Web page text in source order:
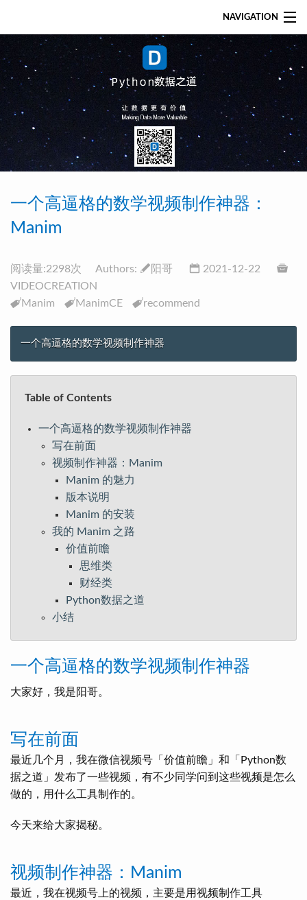
NAVIGATION
图解PANDAS
文章归档
精华文章
站内搜索
关于
图解PANDAS
一个高逼格的数学视频制作神器：
Manim
阅读量:2298次 Authors: 阳哥
2021-12-22
VIDEOCREATION
Manim
ManimCE recommend
一个高逼格的数学视频制作神器
Table of Contents
一个高逼格的数学视频制作神器
写在前面
视频制作神器：Manim
Manim 的魅力
版本说明
Manim 的安装
我的 Manim 之路
价值前瞻
思维类
财经类
Python数据之道
小结
一个高逼格的数学视频制作神器
大家好，我是阳哥。
写在前面
最近几个月，我在微信视频号「价值前瞻」和「Python数
据之道」发布了一些视频，有不少同学问到这些视频是怎么
做的，用什么工具制作的。
今天来给大家揭秘。
视频制作神器：Manim
最近，我在视频号上的视频，主要是用视频制作工具